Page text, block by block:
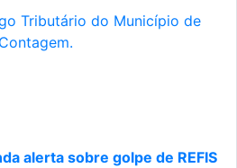
Tributário do Município de
Contagem.
alerta sobre golpe de REFIS